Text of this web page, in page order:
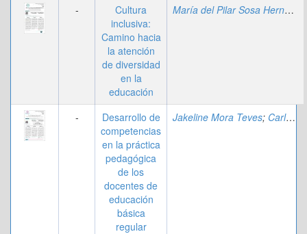
-
Cultura
inclusiva:
Camino hacia
la atención
de diversidad
en la
educación
María del Pilar Sosa Hernández
-
Desarrollo de
competencias
en la práctica
pedagógica
de los
docentes de
educación
básica
regular
Jakeline Mora Teves; Carlos Alberto Villafuerte Alvarez